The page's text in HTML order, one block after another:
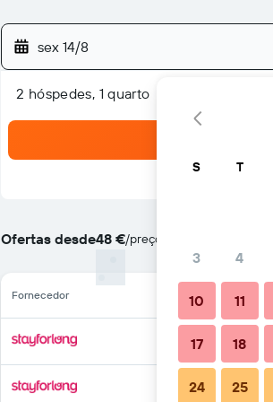
sex 14/8
2 hóspedes, 1 quarto
Ofertas desde48 €/preço por noite mais
Fornecedor
S T
3 4
10 11
17 18
24 25